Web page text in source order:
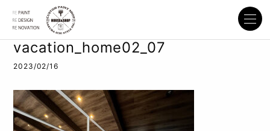
vacation_home02_07
2023/02/16